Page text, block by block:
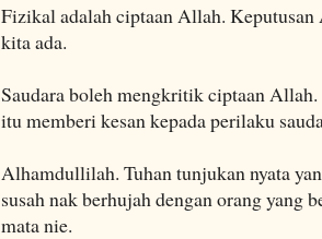
Fizikal adalah ciptaan Allah.
kita ada.
Saudara boleh mengkritik ciptaan
itu memberi kesan kepada perilaku
Alhamdullilah. Tuhan tunjukan nyata
susah nak berhujah dengan orang yang
mata nie.